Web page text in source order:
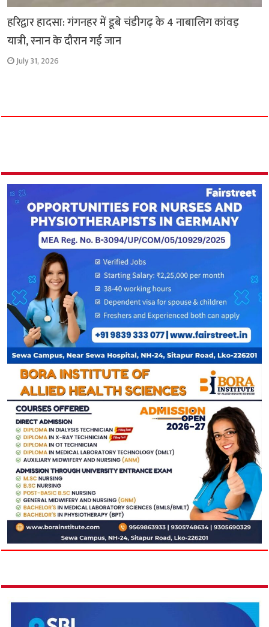
हरिद्वार हादसा: गंगनहर में डूबे चंडीगढ़ के 4 नाबालिग कांवड़
यात्री, स्नान के दौरान गई जान
July 31, 2026